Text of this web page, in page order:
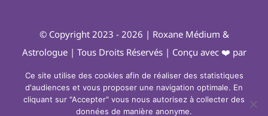
Contact
Panier
© Copyright 2023 - 2026 | Roxane Médium &
Astrologue| Tous Droits Réservés | Conçu avec ❤️ par
Agence Imagin'Up
| Mentions légales |
Politique de
Confidentialité|C.G.V
Ce site utilise des cookies afin de réaliser des statistiques
d'audiences et vous proposer une navigation optimale. En
cliquant sur "Accepter" vous nous autorisez à collecter des
données de manière anonyme.